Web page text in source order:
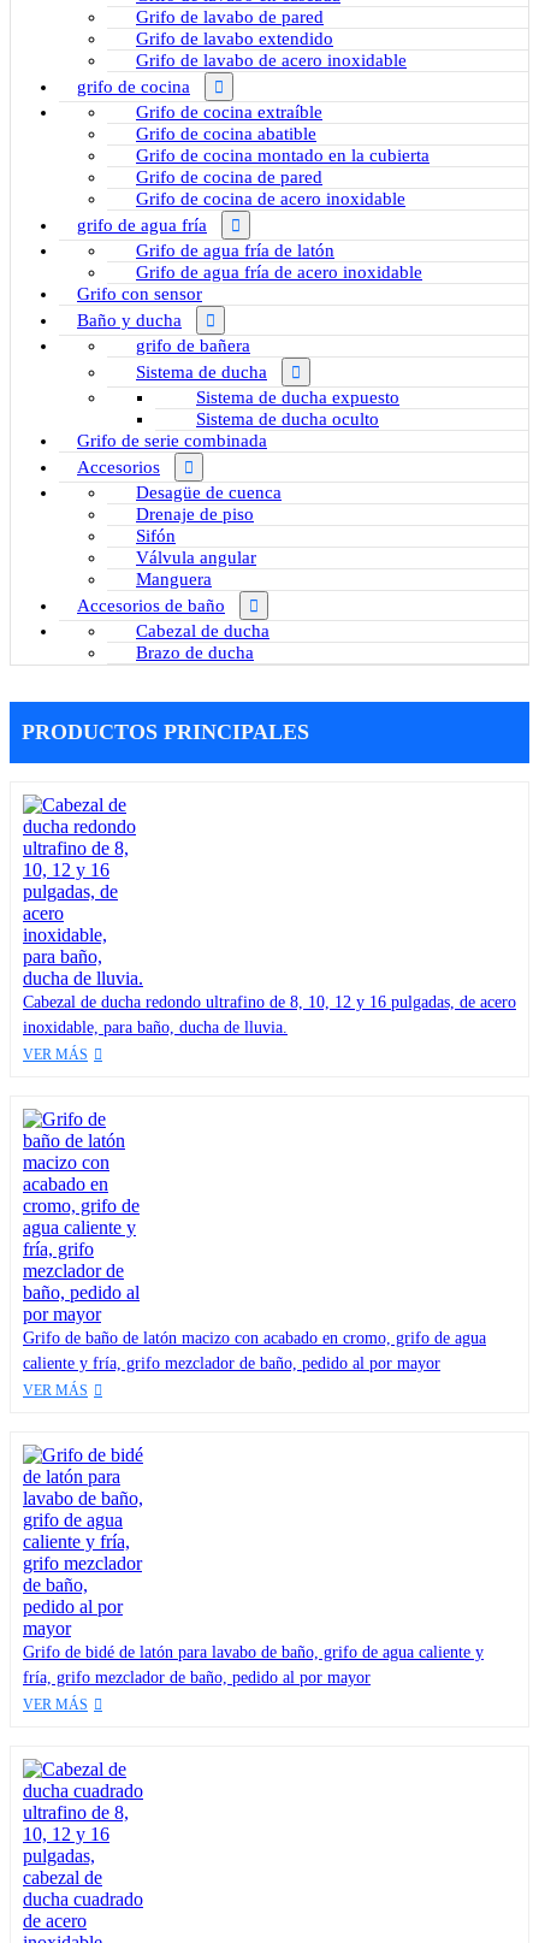
Grifo de lavabo de pared
Grifo de lavabo extendido
Grifo de lavabo de acero inoxidable
grifo de cocina
Grifo de cocina extraíble
Grifo de cocina abatible
Grifo de cocina montado en la cubierta
Grifo de cocina de pared
Grifo de cocina de acero inoxidable
grifo de agua fría
Grifo de agua fría de latón
Grifo de agua fría de acero inoxidable
Grifo con sensor
Baño y ducha
grifo de bañera
Sistema de ducha
Sistema de ducha expuesto
Sistema de ducha oculto
Grifo de serie combinada
Accesorios
Desagüe de cuenca
Drenaje de piso
Sifón
Válvula angular
Manguera
Accesorios de baño
Cabezal de ducha
Brazo de ducha
PRODUCTOS PRINCIPALES
Cabezal de ducha redondo ultrafino de 8, 10, 12 y 16 pulgadas, de acero
inoxidable, para baño, ducha de lluvia.
VER MÁS
Grifo de baño de latón macizo con acabado en cromo, grifo de agua
caliente y fría, grifo mezclador de baño, pedido al por mayor
VER MÁS
Grifo de bidé de latón para lavabo de baño, grifo de agua caliente y
fría, grifo mezclador de baño, pedido al por mayor
VER MÁS